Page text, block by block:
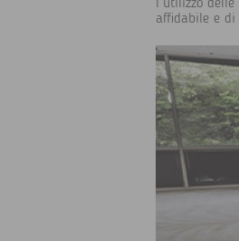
l’utilizzo
affidabile e